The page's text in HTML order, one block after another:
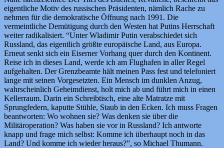
eigentliche Motiv des russischen Präsidenten, nämlich Rache zu
nehmen für die demokratische Öffnung nach 1991. Die
vermeintliche Demütigung durch den Westen hat Putins Herrschaft
weiter radikalisiert. “Unter Wladimir Putin verabschiedet sich
Russland, das eigentlich größte europäische Land, aus Europa.
Erneut senkt sich ein Eiserner Vorhang quer durch den Kontinent.
Reise ich in dieses Land, werde ich am Flughafen in aller Regel
aufgehalten. Der Grenzbeamte hält meinen Pass fest und telefoniert
lange mit seinen Vorgesetzten. Ein Mensch im dunklen Anzug,
wahrscheinlich Geheimdienst, holt mich ab und führt mich in einen
Kellerraum. Darin ein Schreibtisch, eine alte Matratze mit
Sprungfedern, kaputte Stühle, Staub in den Ecken. Ich muss Fragen
beantworten: Wo wohnen sie? Was denken sie über die
Militäroperation? Was haben sie vor in Russland? Ich antworte
knapp und frage mich selbst: Komme ich überhaupt noch in das
Land? Und komme ich wieder heraus?”, so Michael Thumann.